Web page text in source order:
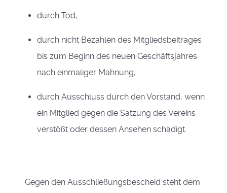
durch Tod,
durch nicht Bezahlen des Mitgliedsbeitrages
bis zum Beginn des neuen Geschäftsjahres
nach einmaliger Mahnung,
durch Ausschluss durch den Vorstand, wenn
ein Mitglied gegen die Satzung des Vereins
verstößt oder dessen Ansehen schädigt.
Gegen den Ausschließungsbescheid steht dem